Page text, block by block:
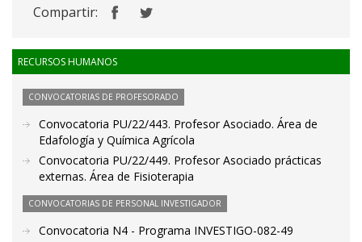
Compartir:
RECURSOS HUMANOS
CONVOCATORIAS DE PROFESORADO
Convocatoria PU/22/443. Profesor Asociado. Área de
Edafología y Química Agrícola
Convocatoria PU/22/449. Profesor Asociado prácticas
externas. Área de Fisioterapia
CONVOCATORIAS DE PERSONAL INVESTIGADOR
Convocatoria N4 - Programa INVESTIGO-082-49